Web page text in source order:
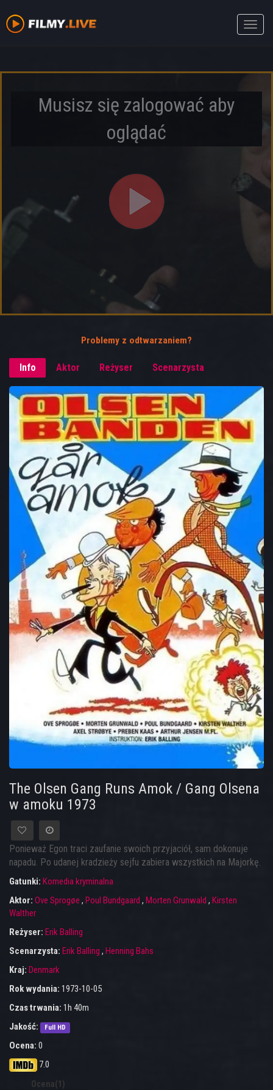
Toggle
Musisz się zalogować aby
oglądać
Problemy z odtwarzaniem?
Info Aktor Reżyser Scenarzysta
The Olsen Gang Runs Amok / Gang Olsena
w amoku 1973
Ponieważ Egon traci zaufanie swoich przyjaciół, sam dokonuje
napadu. Po udanej kradzieży sejfu zabiera wszystkich na Majorkę.
Gatunki: Komedia kryminalna
Aktor: Ove Sprogøe , Poul Bundgaard , Morten Grunwald , Kirsten
Walther
Reżyser: Erik Balling
Scenarzysta: Erik Balling , Henning Bahs
Kraj: Denmark
Rok wydania: 1973-10-05
Czas trwania: 1h 40m
Jakość:
Full HD
Ocena: 0
7.0
Ocena(1)